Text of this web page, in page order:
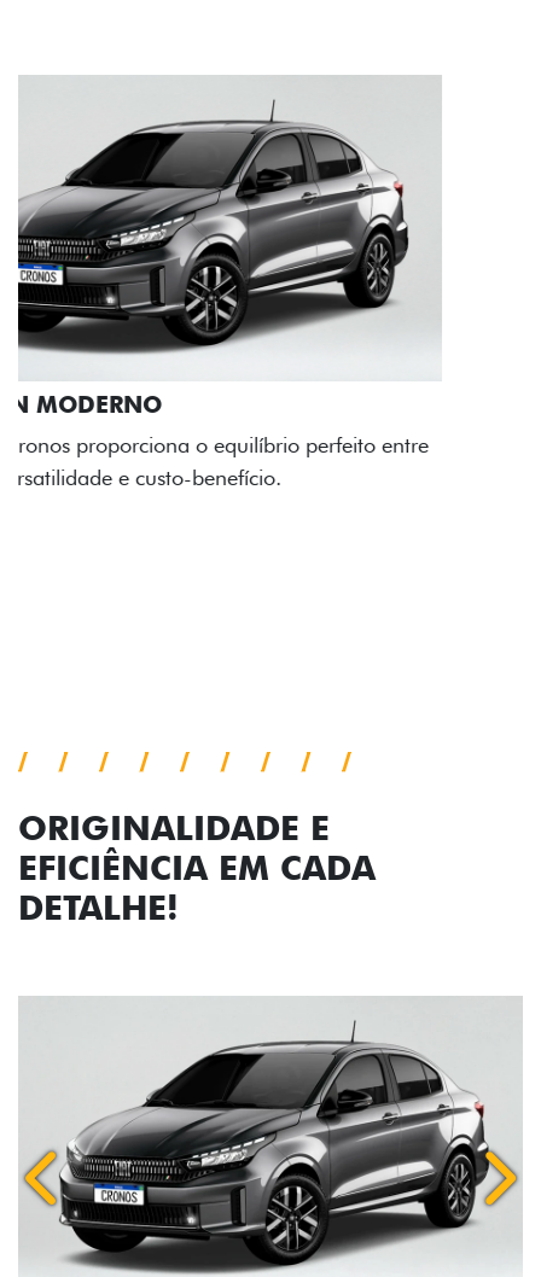
RODAS DE LIGA-LEVE
As rodas de liga leve com desenho dinâmico e
acabamento diamantado elevam o estilo do Fiat
ORIGINALIDADE E
EFICIÊNCIA EM CADA
DETALHE!
Anterior